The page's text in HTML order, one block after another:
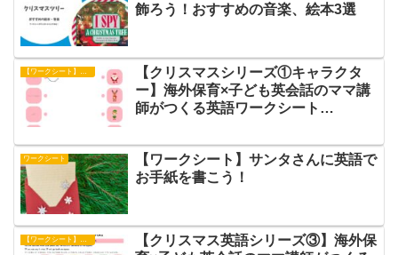
飾ろう！おすすめの音楽、絵本3選
【ワークシート】アクティビティ
【クリスマスシリーズ①キャラクタ
ー】海外保育×子ども英会話のママ講
師がつくる英語ワークシート
ワークシート
【ワークシート】サンタさんに英語で
お手紙を書こう！
【ワークシート】アクティビティ
【クリスマス英語シリーズ③】海外保